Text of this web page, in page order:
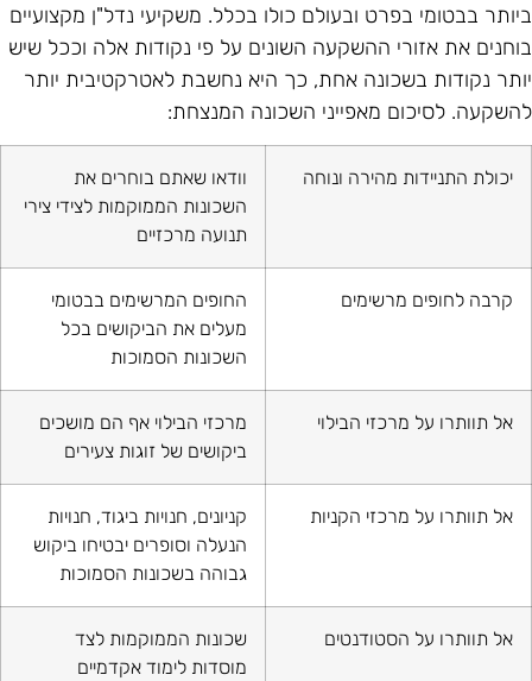
בבטומי בפרט ובעולם כולו בכלל. משקיעי נדל"ן מקצועיים
את אזורי ההשקעה השונים על פי נקודות אלה וככל שיש
נקודות בשכונה אחת, כך היא נחשבת לאטרקטיבית יותר
לסיכום מאפייני השכונה המנצחת:
יכולת התניידות מהירה ונוחה
וודאו שאתם בוחרים את
השכונות הממוקמות לצידי צירי
תנועה מרכזיים
קרבה לחופים מרשימים
החופים המרשימים בבטומי
מעלים את הביקושים בכל
השכונות הסמוכות
אל תוותרו על מרכזי הבילוי
מרכזי הבילוי אף הם מושכים
ביקושים של זוגות צעירים
אל תוותרו על מרכזי הקניות
קניונים, חנויות ביגוד, חנויות
הנעלה וסופרים יבטיחו ביקוש
גבוהה בשכונות הסמוכות
אל תוותרו על הסטודנטים
שכונות הממוקמות לצד
מוסדות לימוד אקדמיים